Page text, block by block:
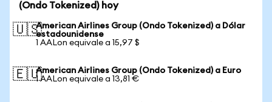
(Ondo Tokenized) hoy
🇺🇸American Airlines Group (Ondo Tokenized) a Dólar
estadounidense
1 AALon equivale a 15,97 $
🇪🇺American Airlines Group (Ondo Tokenized) a Euro
1 AALon equivale a 13,81 €